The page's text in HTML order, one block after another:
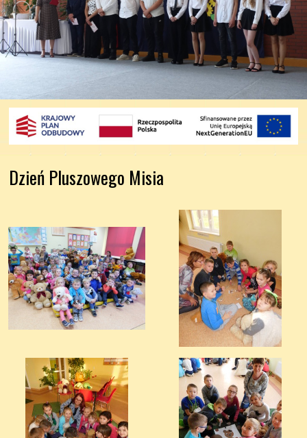
Dzień Pluszowego Misia